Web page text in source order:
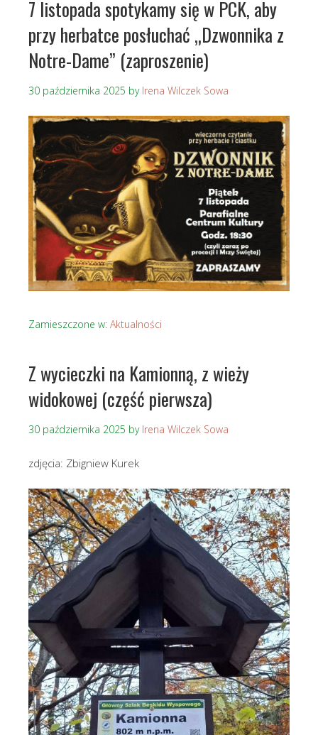
7 listopada spotykamy się w PCK, aby
przy herbatce posłuchać „Dzwonnika z
Notre-Dame” (zaproszenie)
30 października 2025 by Irena Wilczek Sowa
Zamieszczone w: Aktualności
Z wycieczki na Kamionną, z wieży
widokowej (część pierwsza)
30 października 2025 by Irena Wilczek Sowa
zdjęcia: Zbigniew Kurek